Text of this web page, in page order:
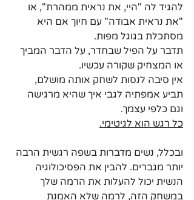
להגיד לה "היי, את נראית ממהרת", או
"את נראית אבודה" עם חיוך אם היא
מסתכלת בגוגל מפות.
תדבר על הפיל שבחדר, על הדבר המביך
או המצחיק שקורה עכשיו.
אין סיבה לנסות לשחק אותה מושלם,
תביע אמפתיה לגבי איך שהיא מרגישה
וגם כלפי עצמך.
כל רגש הוא לגיטימי.
ובכלל, נשים מדברות בשפה רגשית הרבה
יותר מגברים. להבין את הפסיכולוגיה
הנשית יכול להעלות את הרמה שלך
במשחק הזה, לרמה שלא האמנת